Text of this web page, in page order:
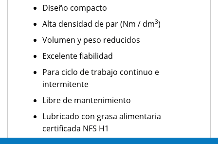
Diseño compacto
Alta densidad de par (Nm / dm3)
Volumen y peso reducidos
Excelente fiabilidad
Para ciclo de trabajo continuo e
intermitente
Libre de mantenimiento
Lubricado con grasa alimentaria
certificada NFS H1